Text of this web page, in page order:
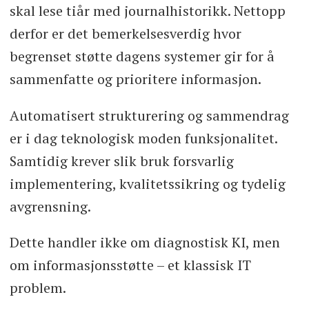
skal lese tiår med journalhistorikk. Nettopp
derfor er det bemerkelsesverdig hvor
begrenset støtte dagens systemer gir for å
sammenfatte og prioritere informasjon.
Automatisert strukturering og sammendrag
er i dag teknologisk moden funksjonalitet.
Samtidig krever slik bruk forsvarlig
implementering, kvalitetssikring og tydelig
avgrensning.
Dette handler ikke om diagnostisk KI, men
om informasjonsstøtte – et klassisk IT
problem.